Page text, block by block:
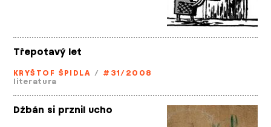
Třepotavý let
KRYŠTOF ŠPIDLA / #31/2008
literatura
Džbán si prznil ucho